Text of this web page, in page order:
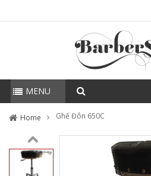
MENU
Home Ghế Đôn 650C